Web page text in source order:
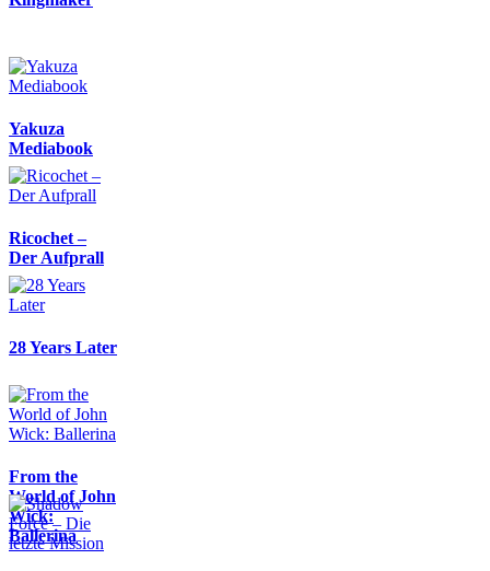
Yakuza
Mediabook
Ricochet –
Der Aufprall
28 Years Later
From the
World of John
Wick:
Ballerina